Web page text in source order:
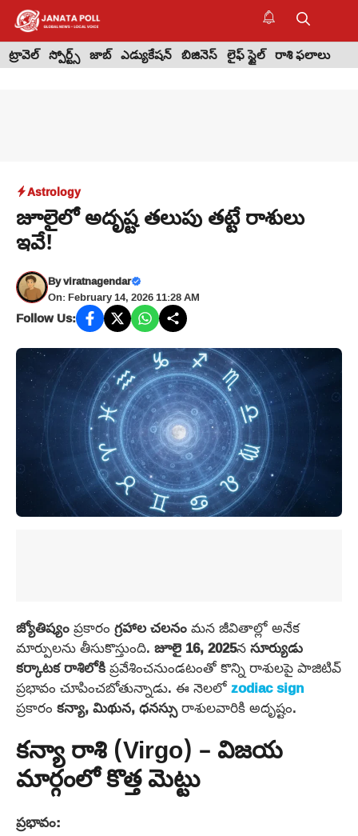
Skip
content
ట్రావెల్ స్పోర్ట్స్ జాబ్ ఎడ్యుకేషన్ బిజినెస్ లైఫ్ స్టైల్ రాశి ఫలాలు
Astrology
జూలైలో అదృష్ట తలుపు తట్టే రాశులు
ఇవే!
Byviratnagendar
On: February 14, 2026 11:28 AM
Follow Us:
జ్యోతిష్యంప్రకారంగ్రహాల చలనంమన జీవితాల్లో అనేక
మార్పులను తీసుకొస్తుంది.జూలై 16, 2025నసూర్యుడు
కర్కాటక రాశిలోకిప్రవేశించనుండటంతో కొన్ని రాశులపై పాజిటివ్
ప్రభావం చూపించబోతున్నాడు. ఈ నెలలోzodiac sign
ప్రకారంకన్యా, మిథున, ధనస్సురాశులవారికి అదృష్టం.
కన్యా రాశి (Virgo) – విజయ
మార్గంలో కొత్త మెట్టు
ప్రభావం: